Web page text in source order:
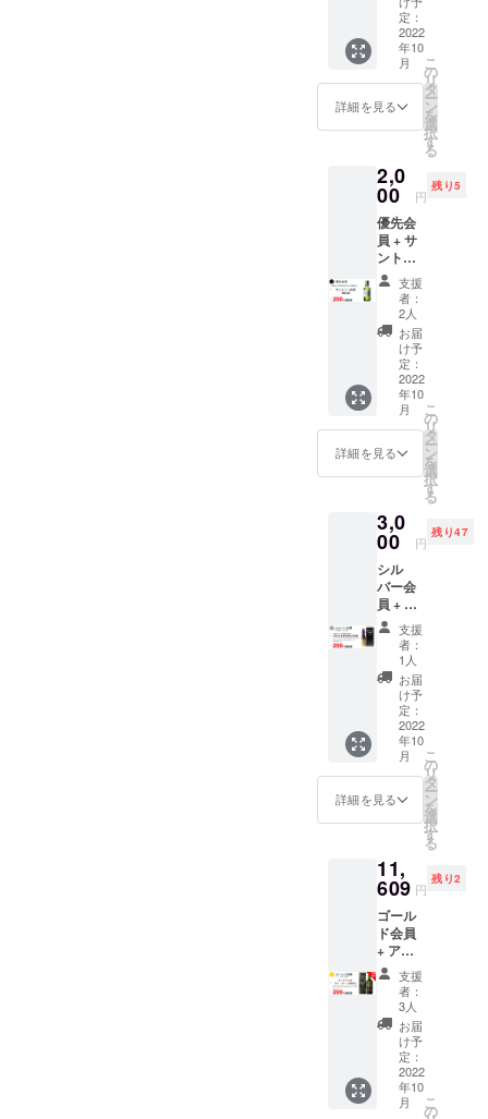
200円割
引券
（半年
間有
効）
定：
2022
年10
月
詳細を見る
こ
の
リ
タ
ー
ン
を
選
択
す
る
2,0
00 円
残り5
優先会
員 + サ
ント
リー白
州 ミニ
ボトル
180ml +
200円割
引券
（半年
間有
効）
支援
者：
2人
お届
け予
定：
2022
年10
月
詳細を見る
こ
の
リ
タ
ー
ン
を
選
択
す
る
3,0
00 円
残り47
シル
バー会
員 + 純
米大吟
醸 +
200円割
引券
（半年
間有
効）
支援
者：
1人
お届
け予
定：
2022
年10
月
詳細を見る
こ
の
リ
タ
ー
ン
を
選
択
す
る
11,
609 円
残り2
ゴール
ド会員
+ アー
ドベッ
グ・ア
ン・
オー
46%
1000ml
+ 200円
割引券
（半年
支援
者：
3人
お届
け予
定：
2022
年10
月
こ
の